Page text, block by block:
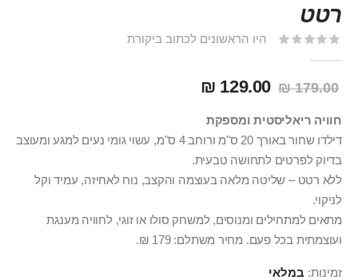
רטט
היו הראשונים לכתוב ביקורת
179.00 ₪
129.00 ₪
חוויה ריאליסטית ומספקת
דילדו שחור באורך 20 ס"מ ורוחב 4 ס"מ, עשוי גומי נעים למגע ומעוצב
בדיוק לפרטים לתחושה טבעית.
ללא רטט – שליטה מלאה בעוצמה והקצב, נוח לאחיזה, עמיד וקל
לניקוי.
מתאים למתחילים ומנוסים, למשחק סולו או זוגי, לחוויה מענגת
ועוצמתית בכל פעם. מחיר משתלם: 179 ₪.
זמינות: במלאי